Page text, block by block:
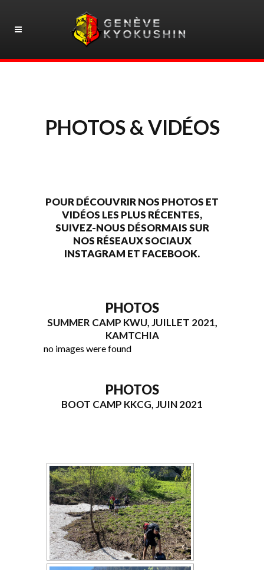
PHOTOS & VIDÉOS
POUR DÉCOUVRIR NOS PHOTOS ET
VIDÉOS LES PLUS RÉCENTES,
SUIVEZ-NOUS DÉSORMAIS SUR
NOS RÉSEAUX SOCIAUX
INSTAGRAM ET FACEBOOK.
PHOTOS
SUMMER CAMP KWU, JUILLET 2021,
KAMTCHIA
no images were found
PHOTOS
BOOT CAMP KKCG, JUIN 2021